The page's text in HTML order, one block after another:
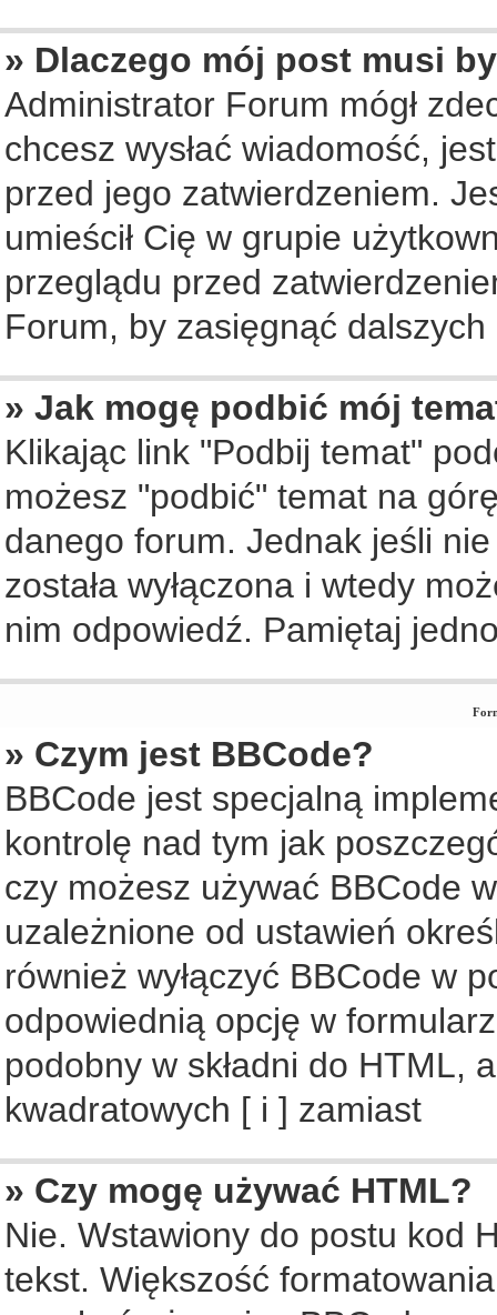
» Dlaczego mój post musi
Administrator Forum mógł
chcesz wysłać wiadomość,
przed jego zatwierdzeniem.
umieścił Cię w grupie
przeglądu przed
Forum, by zasięgnąć
» Jak mogę podbić mój
Klikając link "Podbij temat"
możesz "podbić" temat na
danego forum. Jednak jeśli
została wyłączona i wtedy
nim odpowiedź. Pamiętaj
» Czym jest BBCode?
BBCode jest specjalną
kontrolę nad tym jak
czy możesz używać BBCode
uzależnione od ustawień
również wyłączyć BBCode w
odpowiednią opcję w
podobny w składni do HTML,
kwadratowych [ i ] zamiast
» Czy mogę używać HTML?
Nie. Wstawiony do postu kod
tekst. Większość